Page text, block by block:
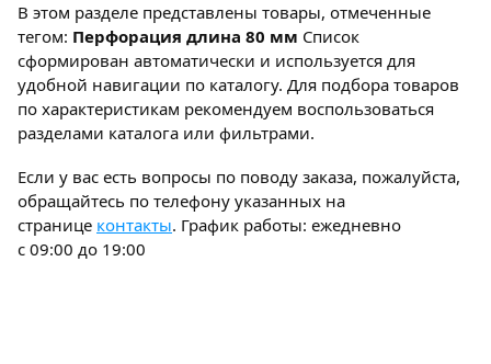
В этом разделе представлены товары, отмеченные
тегом: Перфорация длина 80 мм Список
сформирован автоматически и используется для
удобной навигации по каталогу. Для подбора товаров
по характеристикам рекомендуем воспользоваться
разделами каталога или фильтрами.
Если у вас есть вопросы по поводу заказа, пожалуйста,
обращайтесь по телефону указанных на
странице контакты. График работы: ежедневно
с 09:00 до 19:00